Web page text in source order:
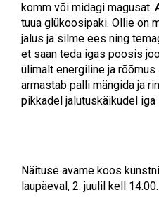
komm või midagi magusat.
tuua glükoosipaki. Ollie on
jalus ja silme ees ning
et saan teda igas poosis
ülimalt energiline ja
armastab palli mängida ja
pikkadel jalutuskäikudel iga
Näituse avame koos
laupäeval, 2. juulil kell